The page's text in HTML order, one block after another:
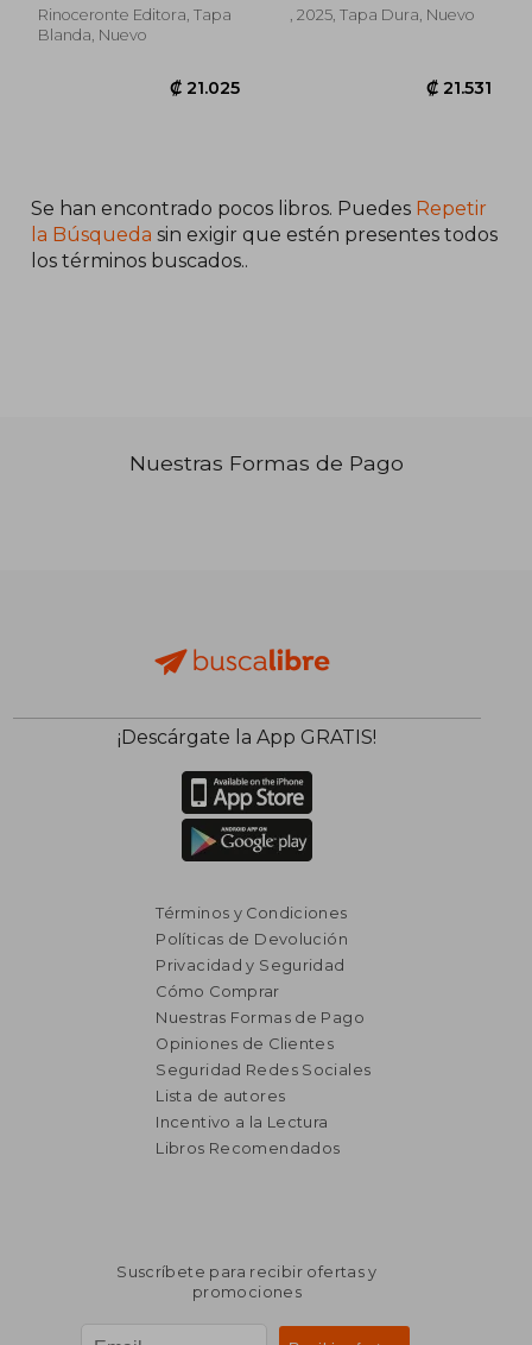
Rinoceronte Editora, Tapa
Blanda, Nuevo
₡ 21.025
, 2025, Tapa Dura, Nuevo
Se han encontrado pocos libros. Puedes Repetir
la Búsqueda sin exigir que estén presentes todos
los términos buscados..
Nuestras Formas de Pago
¡Descárgate la App GRATIS!
Términos y Condiciones
Políticas de Devolución
Privacidad y Seguridad
Cómo Comprar
Nuestras Formas de Pago
Opiniones de Clientes
Seguridad Redes Sociales
Lista de autores
Incentivo a la Lectura
Libros Recomendados
Suscríbete para recibir ofertas y
promociones